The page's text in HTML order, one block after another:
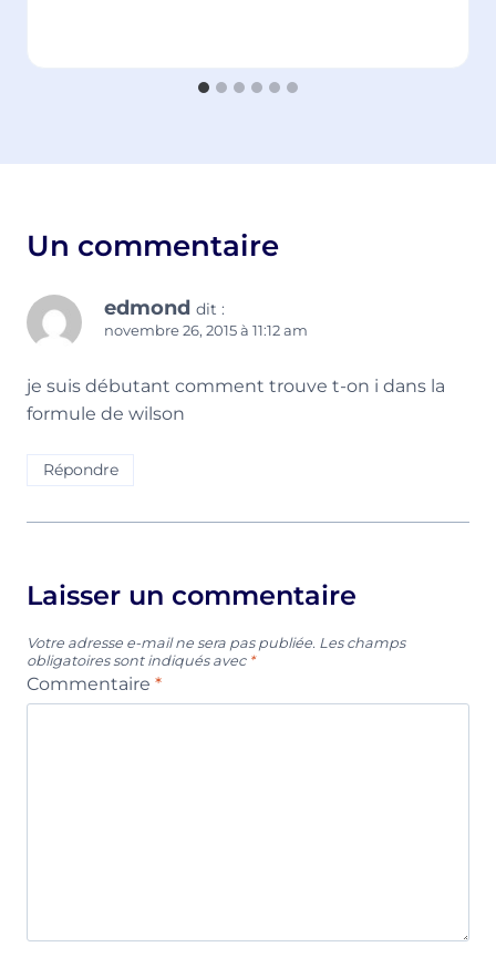
Un commentaire
edmond dit :
novembre 26, 2015 à 11:12 am
je suis débutant comment trouve t-on i dans la
formule de wilson
Répondre
Laisser un commentaire
Votre adresse e-mail ne sera pas publiée. Les champs
obligatoires sont indiqués avec *
Commentaire *